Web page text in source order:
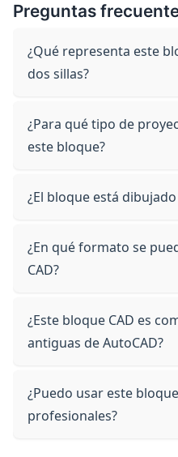
Preguntas
¿Qué representa este
dos sillas?
¿Para qué tipo de
este bloque?
¿El bloque está
¿En qué formato se
CAD?
¿Este bloque CAD es
antiguas de AutoCAD?
¿Puedo usar este
profesionales?